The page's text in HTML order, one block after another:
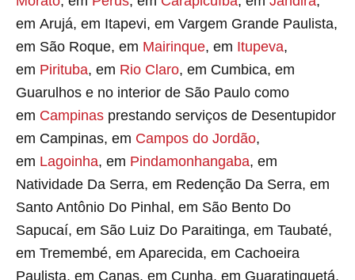
em Arujá, em Itapevi, em Vargem Grande Paulista,
em São Roque, em Mairinque, em Itupeva,
em Pirituba, em Rio Claro, em Cumbica, em
Guarulhos e no interior de São Paulo como
em Campinas prestando serviços de Desentupidor
em Campinas, em Campos do Jordão,
em Lagoinha, em Pindamonhangaba, em
Natividade Da Serra, em Redenção Da Serra, em
Santo Antônio Do Pinhal, em São Bento Do
Sapucaí, em São Luiz Do Paraitinga, em Taubaté,
em Tremembé, em Aparecida, em Cachoeira
Paulista, em Canas, em Cunha, em Guaratinguetá,